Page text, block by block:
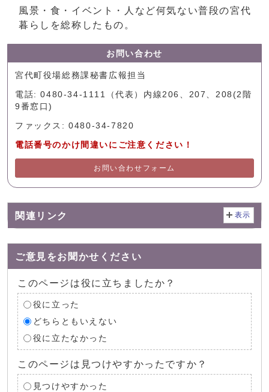
風景・食・イベント・人など何気ない普段の宮代
暮らしを総称したもの。
お問い合わせ
宮代町役場総務課秘書広報担当
電話: 0480-34-1111（代表）内線206、207、208(2階
9番窓口)
ファックス: 0480-34-7820
電話番号のかけ間違いにご注意ください！
お問い合わせフォーム
関連リンク 表示
ご意見をお聞かせください
このページは役に立ちましたか？
役に立った
どちらともいえない
役に立たなかった
このページは見つけやすかったですか？
見つけやすかった